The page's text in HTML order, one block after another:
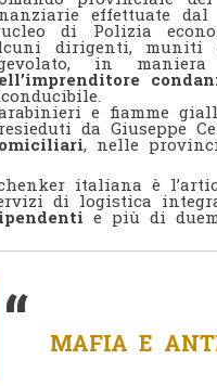
effettuate dal
di Polizia
dirigenti, muniti
in
e fiamme
da Giuseppe
, nelle
italiana è
di logistica
e più di
MAFIA E